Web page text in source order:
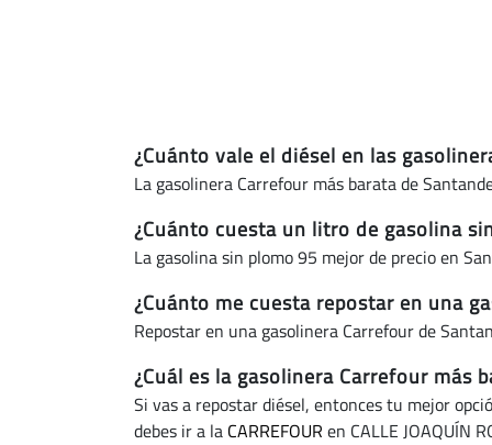
¿Cuánto vale el diésel en las
La gasolinera Carrefour más barata de
¿Cuánto cuesta un litro de gasolina
La gasolina sin plomo 95 mejor de precio en
¿Cuánto me cuesta repostar en una
Repostar en una gasolinera Carrefour de
¿Cuál es la gasolinera Carrefour más
Si vas a repostar diésel, entonces tu mejor
debes ir a la CARREFOUR en CALLE JOAQUÍN